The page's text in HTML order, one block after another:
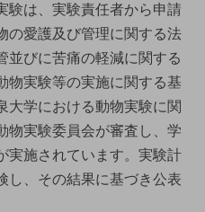
験は、実験責任者から申請
の愛護及び管理に関する法
並びに苦痛の軽減に関する
物実験等の実施に関する基
大学における動物実験に関
物実験委員会が審査し、学
実施されています。実験計
し、その結果に基づき公表